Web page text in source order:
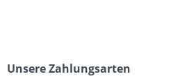
Unsere Zahlungsarten